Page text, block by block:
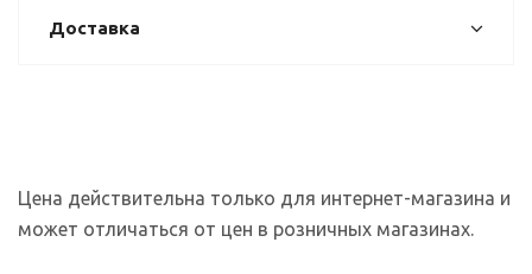
Доставка
Цена действительна только для интернет-магазина и
может отличаться от цен в розничных магазинах.